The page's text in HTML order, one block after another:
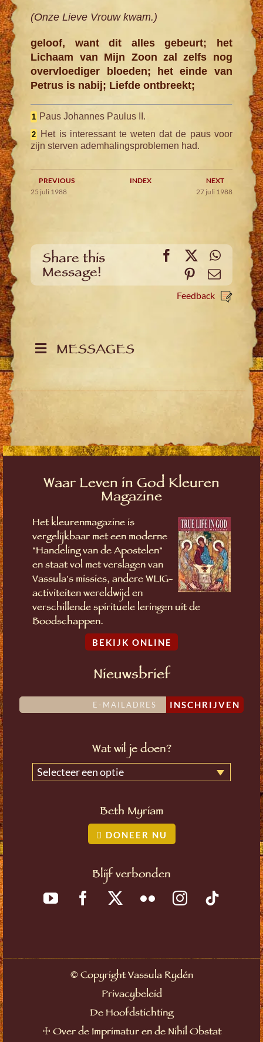
(Onze Lieve Vrouw kwam.)
geloof, want dit alles gebeurt; het
Lichaam van Mijn Zoon zal zelfs nog
overvloediger bloeden; het einde van
Petrus is nabij; Liefde ontbreekt;
1 Paus Johannes Paulus II.
2
Het is interessant te weten dat de paus voor
zijn sterven ademhalingsproblemen had.
PREVIOUS INDEX
NEXT
25 juli 1988
27 juli 1988
Share this
Message!
Facebook
X
PinterestEmail
Feedback
MESSAGES
Waar Leven in God Kleuren
Magazine
Het kleurenmagazine is
vergelijkbaar met een moderne
"Handeling van de Apostelen"
en staat vol met verslagen van
Vassula's missies, andere WLIG-
activiteiten wereldwijd en
verschillende spirituele leringen uit de
Boodschappen.
BEKIJK ONLINE
Nieuwsbrief
INSCHRIJVEN
Wat wil je doen?
Selecteer een optie
Beth Myriam
DONEER NU
Blijf verbonden
©Copyright Vassula Rydén
Privacybeleid
De Hoofdstichting
☩ Over de Imprimatur en de Nihil Obstat